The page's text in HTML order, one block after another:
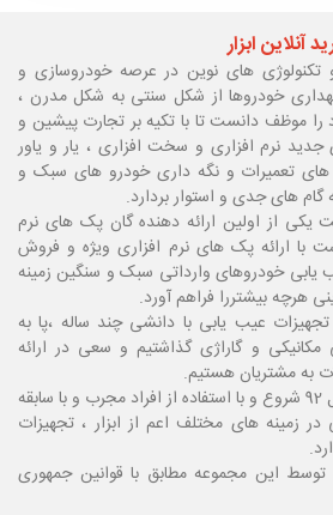
ابزار
تکنولوژی های نوین در عرصه خودروسازی و
خودروها از شکل سنتی به شکل مدرن ،
موظف دانست تا با تکیه بر تجارت پیشین و
نرم افزاری و سخت افزاری ، یار و یاور
تعمیرات و نگه داری خودرو های سبک و
های جدی و استوار بردارد.
یکی از اولین ارائه دهنده گان پک های نرم
با ارائه پک های نرم افزاری ویژه و فروش
خودروهای وارداتی سبک و سنگین زمینه
هرچه بیشتررا فراهم آورد.
عیب یابی با دانشی چند ساله ،پا به
و گاراژی گذاشتیم و سعی در ارائه
به مشتریان هستیم.
فعالیت این مجموعه از سال 92 شروع و با استفاده از افراد مجرب و با سابقه
زمینه های مختلف اعم از ابزار ، تجهیزات
توسط این مجموعه مطابق با قوانین جمهوری